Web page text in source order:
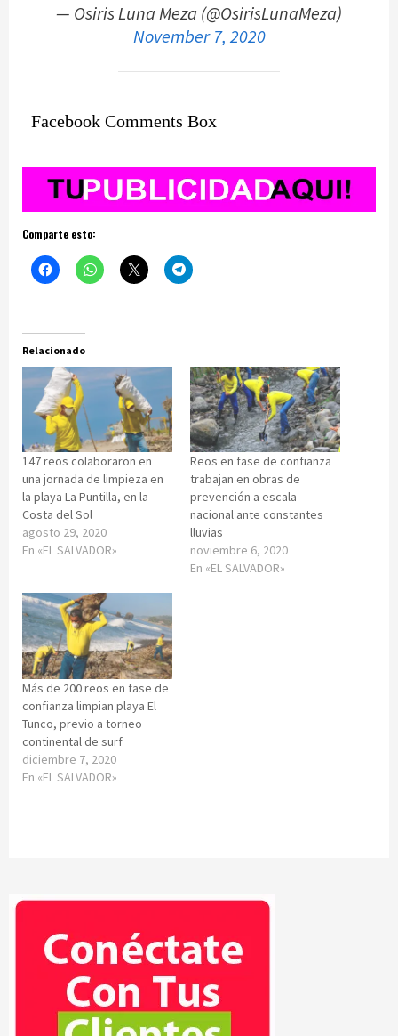
— Osiris Luna Meza (@OsirisLunaMeza)
November 7, 2020
Facebook Comments Box
Comparte esto:
Relacionado
147 reos colaboraron en
una jornada de limpieza en
la playa La Puntilla, en la
Costa del Sol
agosto 29, 2020
En «EL SALVADOR»
Reos en fase de confianza
trabajan en obras de
prevención a escala
nacional ante constantes
lluvias
noviembre 6, 2020
En «EL SALVADOR»
Más de 200 reos en fase de
confianza limpian playa El
Tunco, previo a torneo
continental de surf
diciembre 7, 2020
En «EL SALVADOR»